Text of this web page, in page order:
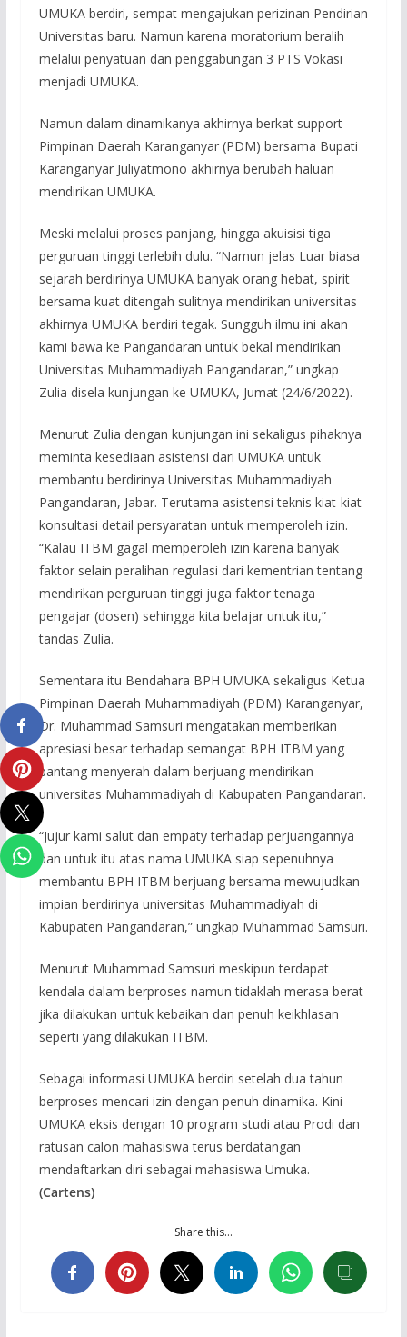
UMUKA berdiri, sempat mengajukan perizinan Pendirian
Universitas baru. Namun karena moratorium beralih
melalui penyatuan dan penggabungan 3 PTS Vokasi
menjadi UMUKA.
Namun dalam dinamikanya akhirnya berkat support
Pimpinan Daerah Karanganyar (PDM) bersama Bupati
Karanganyar Juliyatmono akhirnya berubah haluan
mendirikan UMUKA.
Meski melalui proses panjang, hingga akuisisi tiga
perguruan tinggi terlebih dulu. “Namun jelas Luar biasa
sejarah berdirinya UMUKA banyak orang hebat, spirit
bersama kuat ditengah sulitnya mendirikan universitas
akhirnya UMUKA berdiri tegak. Sungguh ilmu ini akan
kami bawa ke Pangandaran untuk bekal mendirikan
Universitas Muhammadiyah Pangandaran,” ungkap
Zulia disela kunjungan ke UMUKA, Jumat (24/6/2022).
Menurut Zulia dengan kunjungan ini sekaligus pihaknya
meminta kesediaan asistensi dari UMUKA untuk
membantu berdirinya Universitas Muhammadiyah
Pangandaran, Jabar. Terutama asistensi teknis kiat-kiat
konsultasi detail persyaratan untuk memperoleh izin.
“Kalau ITBM gagal memperoleh izin karena banyak
faktor selain peralihan regulasi dari kementrian tentang
mendirikan perguruan tinggi juga faktor tenaga
pengajar (dosen) sehingga kita belajar untuk itu,”
tandas Zulia.
Sementara itu Bendahara BPH UMUKA sekaligus Ketua
Pimpinan Daerah Muhammadiyah (PDM) Karanganyar,
Dr. Muhammad Samsuri mengatakan memberikan
apresiasi besar terhadap semangat BPH ITBM yang
pantang menyerah dalam berjuang mendirikan
universitas Muhammadiyah di Kabupaten Pangandaran.
“Jujur kami salut dan empaty terhadap perjuangannya
dan untuk itu atas nama UMUKA siap sepenuhnya
membantu BPH ITBM berjuang bersama mewujudkan
impian berdirinya universitas Muhammadiyah di
Kabupaten Pangandaran,” ungkap Muhammad Samsuri.
Menurut Muhammad Samsuri meskipun terdapat
kendala dalam berproses namun tidaklah merasa berat
jika dilakukan untuk kebaikan dan penuh keikhlasan
seperti yang dilakukan ITBM.
Sebagai informasi UMUKA berdiri setelah dua tahun
berproses mencari izin dengan penuh dinamika. Kini
UMUKA eksis dengan 10 program studi atau Prodi dan
ratusan calon mahasiswa terus berdatangan
mendaftarkan diri sebagai mahasiswa Umuka.
(Cartens)
Share this…